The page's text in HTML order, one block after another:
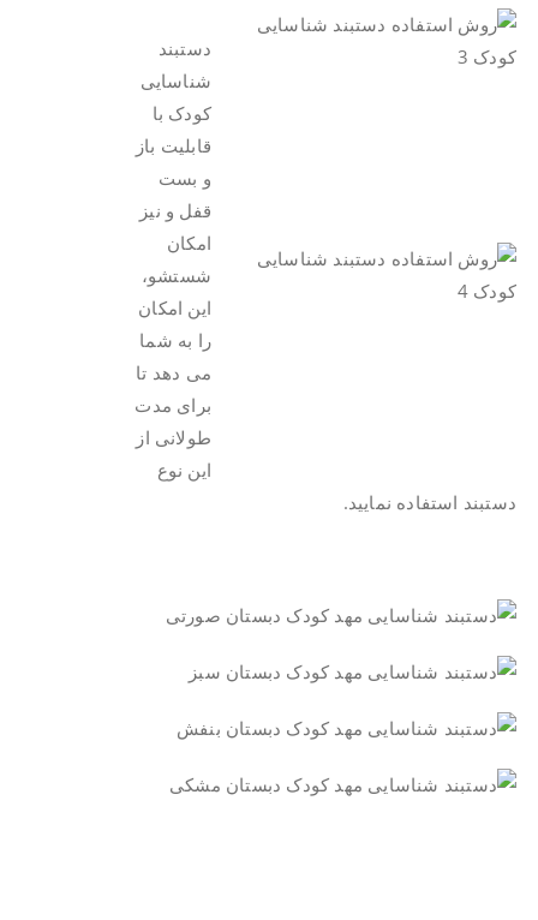
دستبند
شناسایی
کودک با
قابلیت باز
و بست
قفل و نیز
امکان
شستشو،
این امکان
را به شما
می دهد تا
برای مدت
طولانی از
این نوع
دستبند استفاده نمایید.